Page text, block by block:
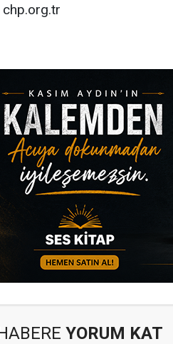
chp.org.tr
YORUM KAT